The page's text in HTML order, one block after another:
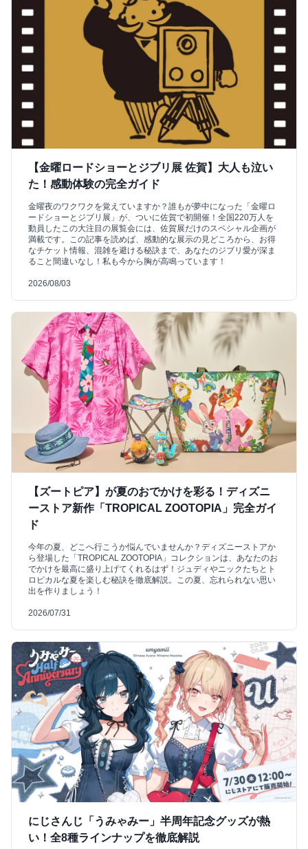
【金曜ロードショーとジブリ展 佐賀】大人も泣い
た！感動体験の完全ガイド
金曜夜のワクワクを覚えていますか？誰もが夢中になった「金曜ロ
ードショーとジブリ展」が、ついに佐賀で初開催！全国220万人を
動員したこの大注目の展覧会には、佐賀展だけのスペシャル企画が
満載です。この記事を読めば、感動的な展示の見どころから、お得
なチケット情報、混雑を避ける秘訣まで、あなたのジブリ愛が深ま
ること間違いなし！私も今から胸が高鳴っています！
2026/08/03
【ズートピア】が夏のおでかけを彩る！ディズニ
ーストア新作「TROPICAL ZOOTOPIA」完全ガイ
ド
今年の夏、どこへ行こうか悩んでいませんか？ディズニーストアか
ら登場した「TROPICAL ZOOTOPIA」コレクションは、あなたのお
でかけを最高に盛り上げてくれるはず！ジュディやニックたちとト
ロピカルな夏を楽しむ秘訣を徹底解説。この夏、忘れられない思い
出を作りましょう！
2026/07/31
にじさんじ「うみゃみー」半周年記念グッズが熱
い！全8種ラインナップを徹底解説